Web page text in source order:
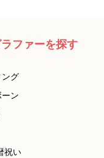
ファーを探す
グ
ン
祝い